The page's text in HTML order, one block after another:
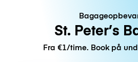
St. Peter’s
Fra €1/time. Book på